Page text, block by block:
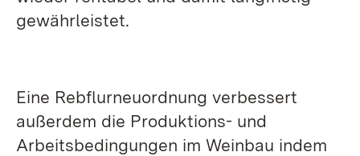
gewährleistet.
Eine Rebflurneuordnung verbessert
außerdem die Produktions- und
Arbeitsbedingungen im Weinbau indem